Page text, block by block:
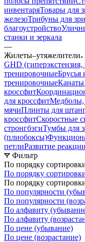
инвентаряТовары для
железоТрибуны для
благоустройство
станки и зеркала
—
Жилеты–утяжелители
GHD
тренировочныеБрусья
тренировочныеКанаты
кроссфит
для кроссфитМедболы,
мячиПлинты для
кроссфитСкоростные
стронгбэгиТумбы для
(плиобоксы)
петлиРазвитие реакции
Фильтр
По порядку
По порядку
По порядку
По популярности
По популярности
По алфавиту
По алфавиту
По цене (убывание)
По цене (возрастание)